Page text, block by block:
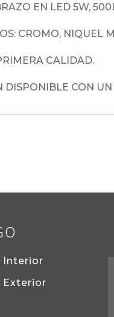
EN LED 5W,
CROMO, NIQUEL
CALIDAD.
DISPONIBLE CON
Interior
Exterior